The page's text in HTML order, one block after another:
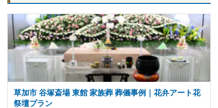
草加市 谷塚斎場 東館 家族葬 葬儀事例｜花弁アート花
祭壇プラン